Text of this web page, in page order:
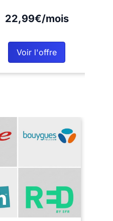
22,99€/mois
Voir l'offre